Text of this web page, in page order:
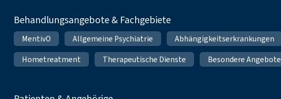
Behandlungsangebote & Fachgebiete
MentivO Allgemeine Psychiatrie Abhängigkeitserkrankungen
Hometreatment
Therapeutische Dienste Besondere Angebote